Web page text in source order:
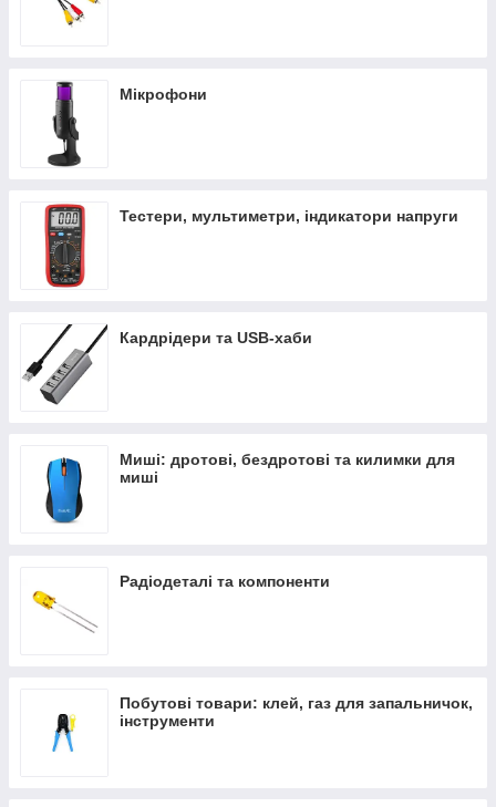
Мікрофони
Тестери, мультиметри, індикатори напруги
Кардрідери та USB-хаби
Миші: дротові, бездротові та килимки для
миші
Радіодеталі та компоненти
Побутові товари: клей, газ для запальничок,
інструменти